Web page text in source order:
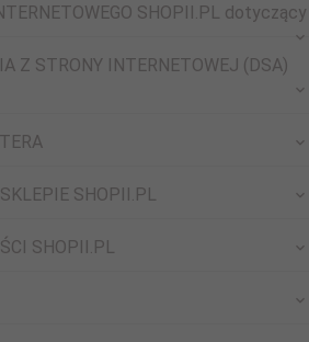
SHOPII.PL dotyczący
Z STRONY INTERNETOWEJ (DSA)
SHOPII.PL
SHOPII.PL